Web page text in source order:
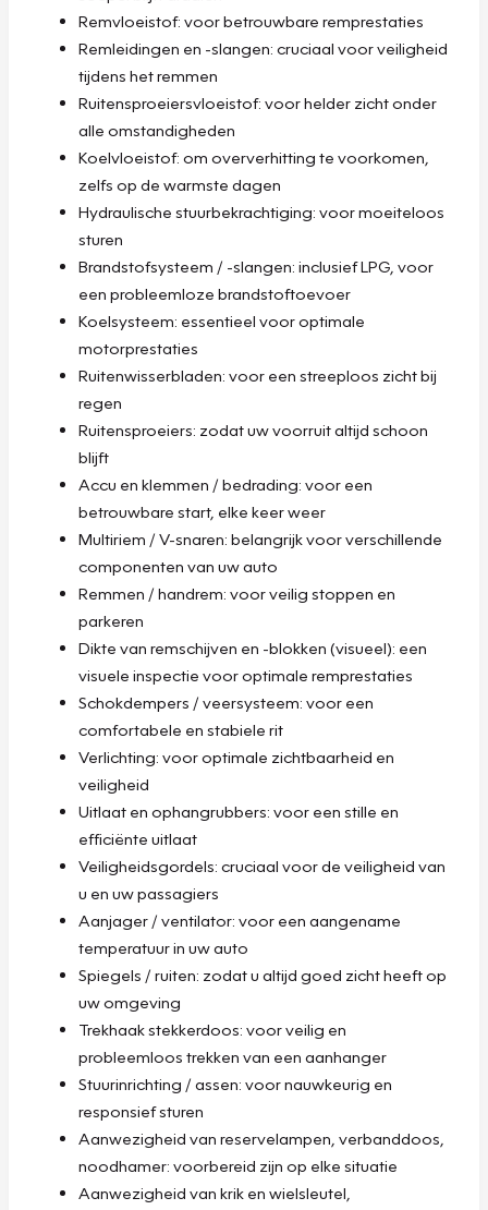
Remvloeistof: voor betrouwbare remprestaties
Remleidingen en -slangen: cruciaal voor veiligheid
tijdens het remmen
Ruitensproeiersvloeistof: voor helder zicht onder
alle omstandigheden
Koelvloeistof: om oververhitting te voorkomen,
zelfs op de warmste dagen
Hydraulische stuurbekrachtiging: voor moeiteloos
sturen
Brandstofsysteem / -slangen: inclusief LPG, voor
een probleemloze brandstoftoevoer
Koelsysteem: essentieel voor optimale
motorprestaties
Ruitenwisserbladen: voor een streeploos zicht bij
regen
Ruitensproeiers: zodat uw voorruit altijd schoon
blijft
Accu en klemmen / bedrading: voor een
betrouwbare start, elke keer weer
Multiriem / V-snaren: belangrijk voor verschillende
componenten van uw auto
Remmen / handrem: voor veilig stoppen en
parkeren
Dikte van remschijven en -blokken (visueel): een
visuele inspectie voor optimale remprestaties
Schokdempers / veersysteem: voor een
comfortabele en stabiele rit
Verlichting: voor optimale zichtbaarheid en
veiligheid
Uitlaat en ophangrubbers: voor een stille en
efficiënte uitlaat
Veiligheidsgordels: cruciaal voor de veiligheid van
u en uw passagiers
Aanjager / ventilator: voor een aangename
temperatuur in uw auto
Spiegels / ruiten: zodat u altijd goed zicht heeft op
uw omgeving
Trekhaak stekkerdoos: voor veilig en
probleemloos trekken van een aanhanger
Stuurinrichting / assen: voor nauwkeurig en
responsief sturen
Aanwezigheid van reservelampen, verbanddoos,
noodhamer: voorbereid zijn op elke situatie
Aanwezigheid van krik en wielsleutel,